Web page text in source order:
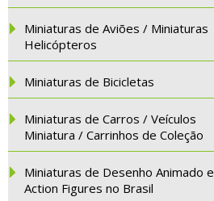
Miniaturas de Aviões / Miniaturas
Helicópteros
Miniaturas de Bicicletas
Miniaturas de Carros / Veículos
Miniatura / Carrinhos de Coleção
Miniaturas de Desenho Animado e
Action Figures no Brasil